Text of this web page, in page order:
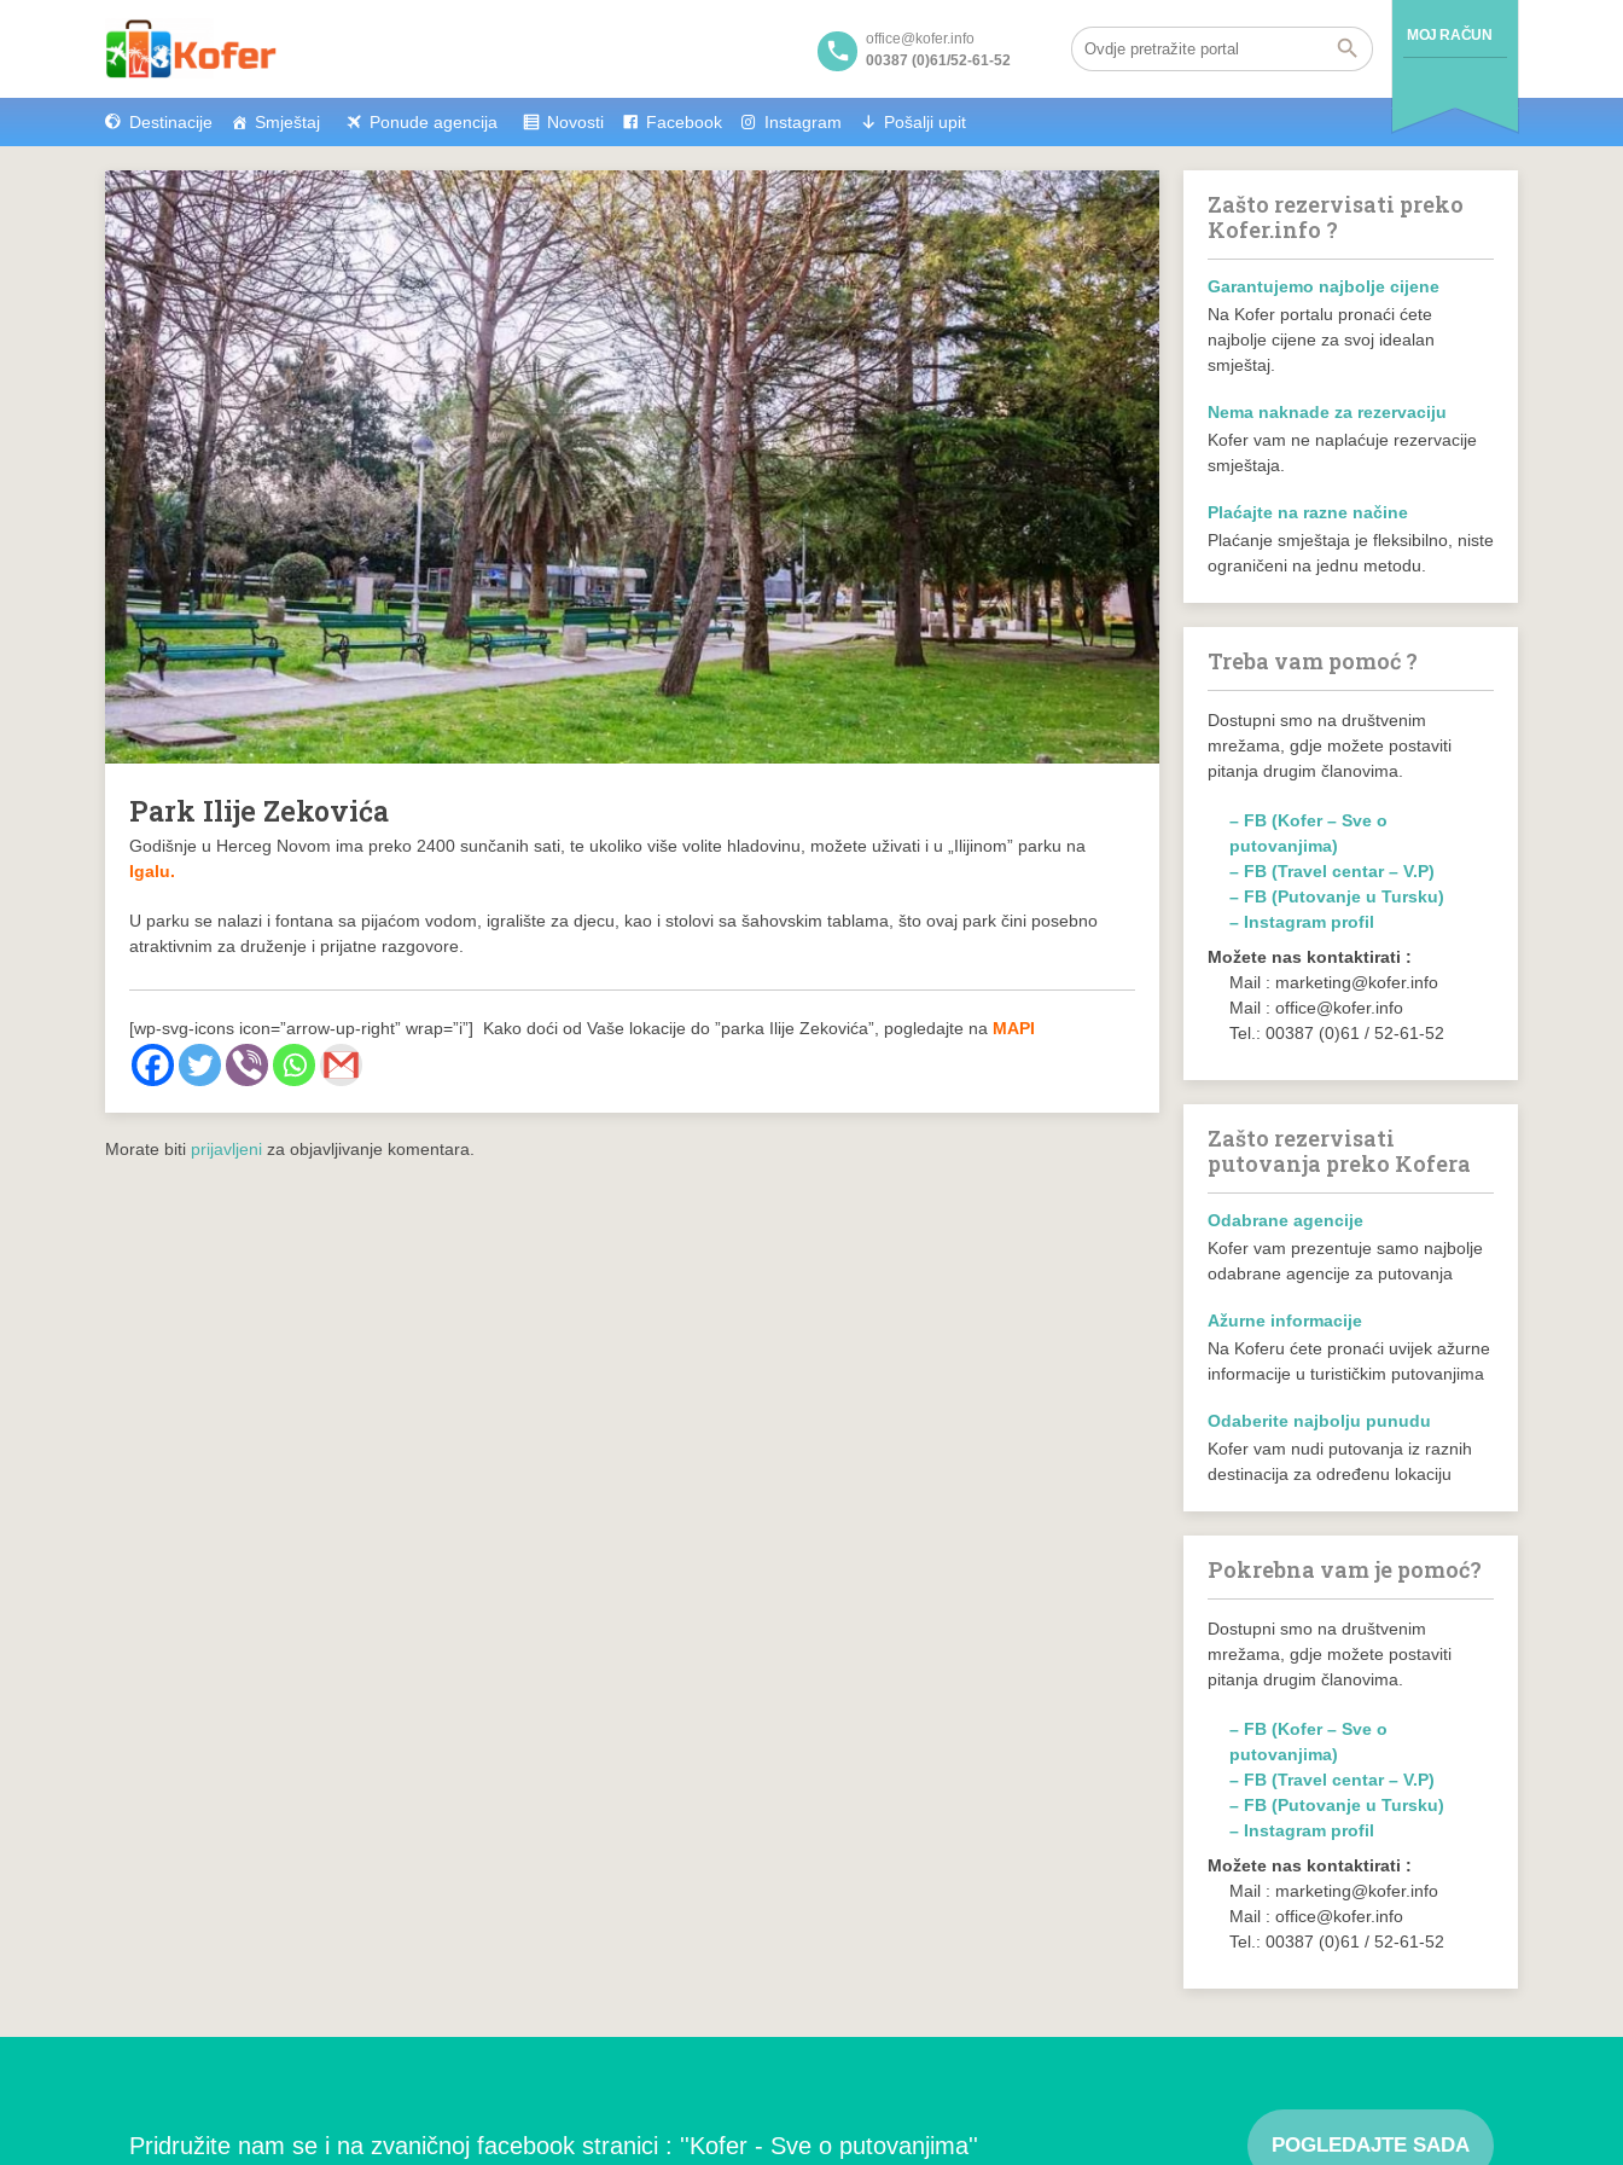
MOJ RAČUN
office@kofer.info
00387 (0)61/52-61-52
Destinacije Smještaj Ponude agencija Novosti Facebook Instagram Pošalji upit
Park Ilije Zekovića
Godišnje u Herceg Novom ima preko 2400 sunčanih sati, te ukoliko više volite hladovinu, možete uživati i u „Ilijinom” parku na
Igalu.
U parku se nalazi i fontana sa pijaćom vodom, igralište za djecu, kao i stolovi sa šahovskim tablama, što ovaj park čini posebno
atraktivnim za druženje i prijatne razgovore.
[wp-svg-icons icon=”arrow-up-right” wrap=”i”] Kako doći od Vaše lokacije do ”parka Ilije Zekovića”, pogledajte na MAPI
Morate biti prijavljeni za objavljivanje komentara.
Zašto rezervisati preko
Kofer.info ?
Garantujemo najbolje cijene
Na Kofer portalu pronaći ćete
najbolje cijene za svoj idealan
smještaj.
Nema naknade za rezervaciju
Kofer vam ne naplaćuje rezervacije
smještaja.
Plaćajte na razne načine
Plaćanje smještaja je fleksibilno, niste
ograničeni na jednu metodu.
Treba vam pomoć ?
Dostupni smo na društvenim
mrežama, gdje možete postaviti
pitanja drugim članovima.
– FB (Kofer – Sve o
putovanjima)
– FB (Travel centar – V.P)
– FB (Putovanje u Tursku)
– Instagram profil
Možete nas kontaktirati :
Mail : marketing@kofer.info
Mail : office@kofer.info
Tel.: 00387 (0)61 / 52-61-52
Zašto rezervisati
putovanja preko Kofera
Odabrane agencije
Kofer vam prezentuje samo najbolje
odabrane agencije za putovanja
Ažurne informacije
Na Koferu ćete pronaći uvijek ažurne
informacije u turističkim putovanjima
Odaberite najbolju punudu
Kofer vam nudi putovanja iz raznih
destinacija za određenu lokaciju
Pokrebna vam je pomoć?
Dostupni smo na društvenim
mrežama, gdje možete postaviti
pitanja drugim članovima.
– FB (Kofer – Sve o
putovanjima)
– FB (Travel centar – V.P)
– FB (Putovanje u Tursku)
– Instagram profil
Možete nas kontaktirati :
Mail : marketing@kofer.info
Mail : office@kofer.info
Tel.: 00387 (0)61 / 52-61-52
Pridružite nam se i na zvaničnoj facebook stranici : ''Kofer - Sve o putovanjima'' POGLEDAJTE SADA